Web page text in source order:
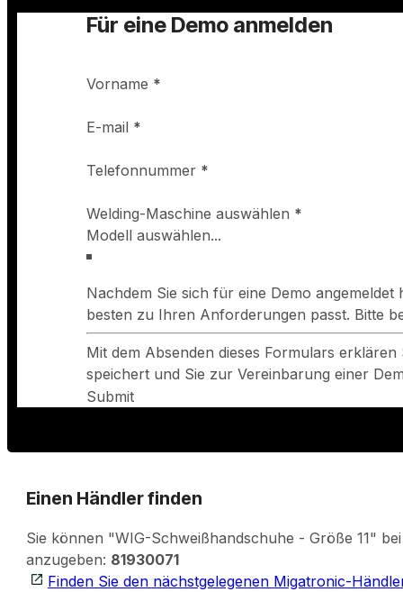
Für eine Demo anmelden
Vorname *
E-mail *
Telefonnummer *
Welding-Maschine auswählen *
Nachdem Sie sich für eine Demo
besten zu Ihren Anforderungen passt. Bitte
Mit dem Absenden dieses Formulars
speichert und Sie zur Vereinbarung einer
Submit
Einen Händler finden
Sie können "WIG-Schweißhandschuhe - Größe 11"
anzugeben: 81930071
Finden Sie den nächstgelegenen Migatronic-